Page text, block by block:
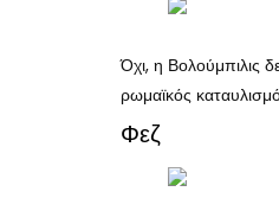
Όχι, η Βολούμπιλις
ρωμαϊκός
Φεζ